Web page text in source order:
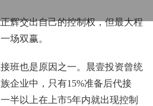
辉交出自己的控制权，但最大程
场双赢。
班也是原因之一。晨壹投资曾统
企业中，只有15%准备后代接
半以上在上市5年内就出现控制